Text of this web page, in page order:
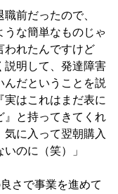
前だったので、
うな簡単なものじゃ
われたんですけど
説明して、発達障害
だということを説
実はこれはまだ表に
』と持ってきてくれ
に入って翌朝購入
のに（笑）」
さで事業を進めて